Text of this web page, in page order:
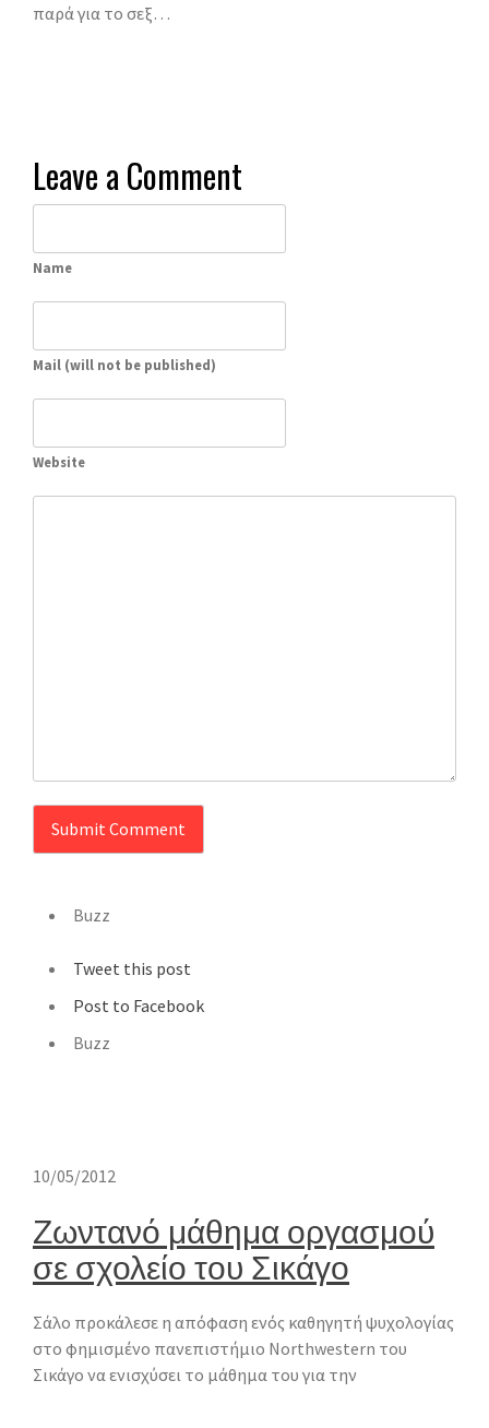
παρά για το σεξ…
Leave a Comment
Name
Mail (will not be published)
Website
Buzz
Tweet this post
Post to Facebook
Buzz
10/05/2012
Ζωντανό μάθημα οργασμού
σε σχολείο του Σικάγο
Σάλο προκάλεσε η απόφαση ενός καθηγητή ψυχολογίας
στο φημισμένο πανεπιστήμιο Northwestern του
Σικάγο να ενισχύσει το μάθημα του για την